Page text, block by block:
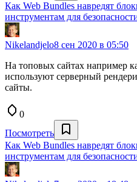
Как Web Bundles навредят
инструментам для
Nikelandjelo8 сен 2020 в 05:50
На топовых сайтах например
используют серверный
сайты.
0
Посмотреть
Как Web Bundles навредят
инструментам для